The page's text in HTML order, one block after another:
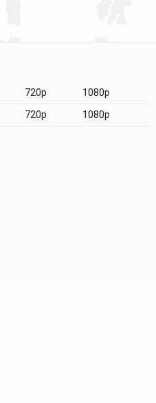
720p
1080p
720p 1080p